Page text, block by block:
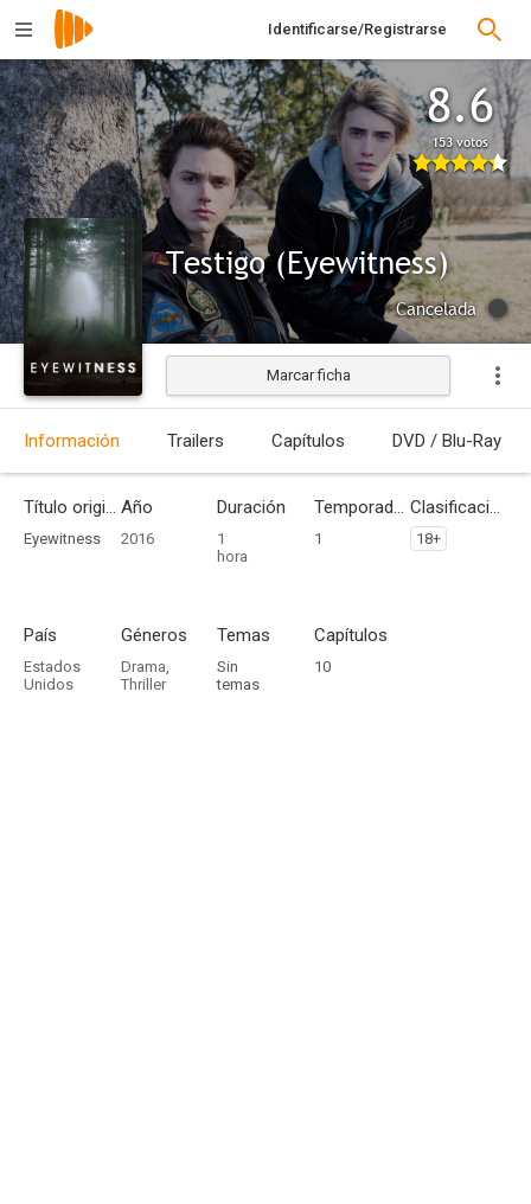
Identificarse/Registrarse
8.6
153 votos
Testigo (Eyewitness)
Cancelada
Marcar ficha
Información Trailers Capítulos DVD / Blu-Ray
Título original
Eyewitness
Año
2016
Duración
1
hora
Temporadas
1
Clasificación por edades
18+
País
Estados
Unidos
Géneros
Drama,
Thriller
Temas
Sin
temas
Capítulos
10